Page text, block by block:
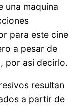
una maquina
para este cine
a pesar de
por así decirlo.
resultan
a partir de